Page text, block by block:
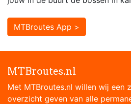
MTBroutes App >
MTBroutes.nl
Met MTBroutes.nl willen wij een
overzicht geven van alle